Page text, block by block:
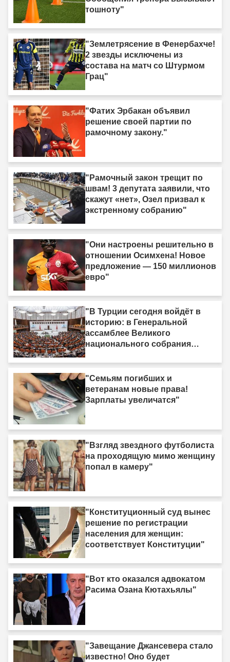
тошноту"
"Землетрясение в Фенербахче!
2 звезды исключены из
состава на матч со Штурмом
Грац"
"Фатих Эрбакан объявил
решение своей партии по
рамочному закону."
"Рамочный закон трещит по
швам! 3 депутата заявили, что
скажут «нет», Озел призвал к
экстренному собранию"
"Они настроены решительно в
отношении Осимхена! Новое
предложение — 150 миллионов
евро"
"В Турции сегодня войдёт в
историю: в Генеральной
ассамблее Великого
национального собрания
рамочный законопроект"
"Семьям погибших и
ветеранам новые права!
Зарплаты увеличатся"
"Взгляд звездного футболиста
на проходящую мимо женщину
попал в камеру"
"Конституционный суд вынес
решение по регистрации
населения для женщин:
соответствует Конституции"
"Вот кто оказался адвокатом
Расима Озана Кютахьялы"
"Завещание Джансевера стало
известно! Оно будет